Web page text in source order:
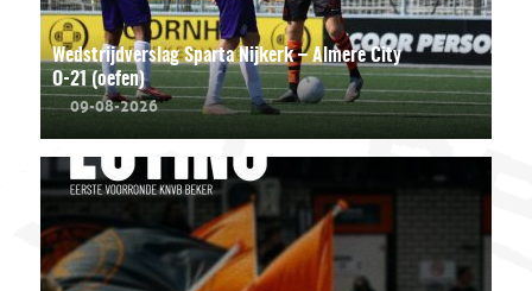
Wedstrijdverslag Sparta Nijkerk – Almere City
O-21 (oefen)
09-08-2026